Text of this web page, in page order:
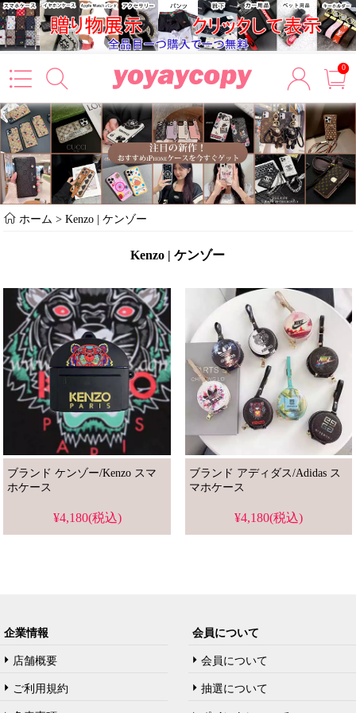
0
ホーム >Kenzo | ケンゾー
Kenzo | ケンゾー
ブランド ケンゾー/Kenzo スマ
ホケース
¥4,180(税込)
ブランド アディダス/Adidas ス
マホケース
¥4,180(税込)
企業情報
店舗概要
ご利用規約
会員について
会員について
抽選について